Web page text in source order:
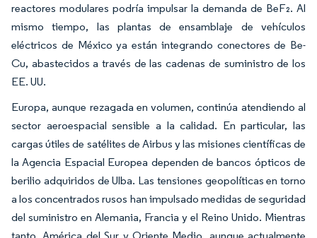
reactores modulares podría impulsar la demanda de BeF₂. Al
mismo tiempo, las plantas de ensamblaje de vehículos
eléctricos de México ya están integrando conectores de Be-
Cu, abastecidos a través de las cadenas de suministro de los
EE. UU.
Europa, aunque rezagada en volumen, continúa atendiendo al
sector aeroespacial sensible a la calidad. En particular, las
cargas útiles de satélites de Airbus y las misiones científicas de
la Agencia Espacial Europea dependen de bancos ópticos de
berilio adquiridos de Ulba. Las tensiones geopolíticas en torno
a los concentrados rusos han impulsado medidas de seguridad
del suministro en Alemania, Francia y el Reino Unido. Mientras